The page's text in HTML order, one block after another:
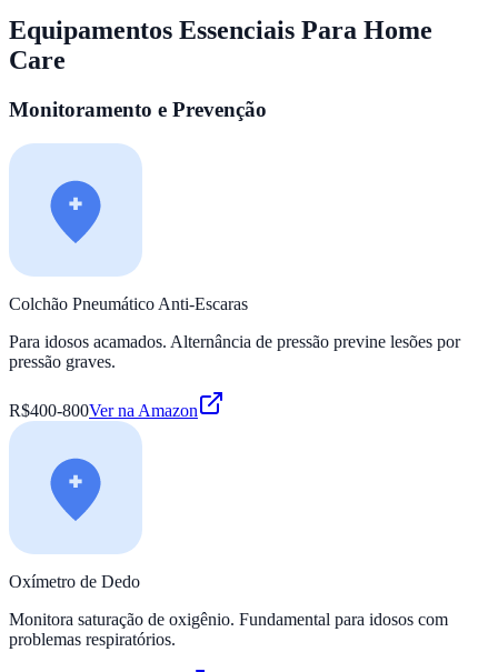
Equipamentos Essenciais Para Home
Care
Monitoramento e Prevenção
Colchão Pneumático Anti-Escaras
Para idosos acamados. Alternância de pressão previne lesões por
pressão graves.
R$400-800Ver na Amazon
Oxímetro de Dedo
Monitora saturação de oxigênio. Fundamental para idosos com
problemas respiratórios.